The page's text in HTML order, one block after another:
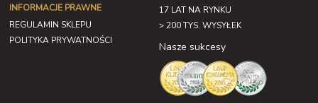
INFORMACJE PRAWNE
REGULAMIN SKLEPU
POLITYKA PRYWATNOŚCI
17 LAT NA RYNKU
> 200 TYS. WYSYŁEK
Nasze sukcesy